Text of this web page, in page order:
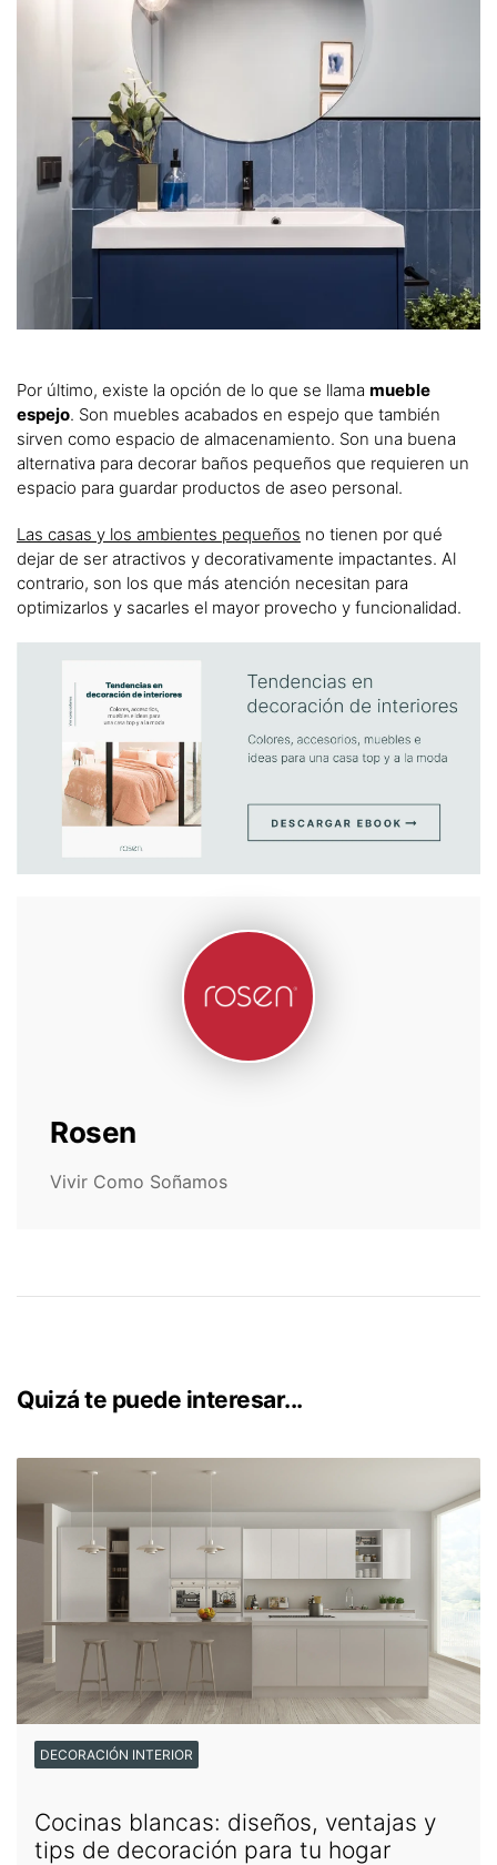
Por último, existe la opción de lo que se llama mueble
espejo. Son muebles acabados en espejo que también
sirven como espacio de almacenamiento. Son una buena
alternativa para decorar baños pequeños que requieren un
espacio para guardar productos de aseo personal.
Las casas y los ambientes pequeños no tienen por qué
dejar de ser atractivos y decorativamente impactantes. Al
contrario, son los que más atención necesitan para
optimizarlos y sacarles el mayor provecho y funcionalidad.
Rosen
Vivir Como Soñamos
Quizá te puede interesar...
DECORACIÓN INTERIOR
Cocinas blancas: diseños, ventajas y
tips de decoración para tu hogar